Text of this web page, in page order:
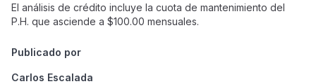
El análisis de crédito incluye la cuota de mantenimiento del
P.H. que asciende a $100.00 mensuales.
Publicado por
Carlos Escalada